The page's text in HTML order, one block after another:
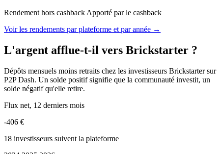
Rendement hors cashback Apporté par le cashback
Voir les rendements par plateforme et par année →
L'argent afflue-t-il vers Brickstarter ?
Dépôts mensuels moins retraits chez les investisseurs Brickstarter sur
P2P Dash. Un solde positif signifie que la communauté investit, un
solde négatif qu'elle retire.
Flux net, 12 derniers mois
-406 €
18 investisseurs suivent la plateforme